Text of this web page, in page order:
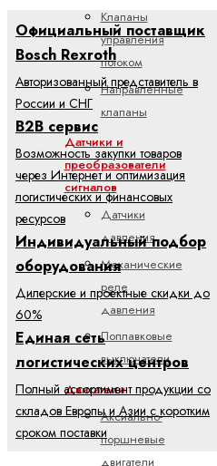
Клапаны
управления
потоком
Направленные
клапаны
Датчики и
преобразователи
сигналов
Датчики
давления
Механические
реле
давления
Поплавковые
выключатели
Двигатели
Аксиально-
поршневые
двигатели
Официальный поставщик
Bosch Rexroth
Авторизованный представитель в
России и СНГ
B2B сервис
Возможность закупки товаров
через Интернет и оптимизация
логистических и финансовых
ресурсов
Индивидуальный подбор
оборудования
Дилерские и проектные скидки до
60%
Единая сеть
логистических центров
Полный ассортимент продукции со
складов Европы и Азии с коротким
сроком поставки